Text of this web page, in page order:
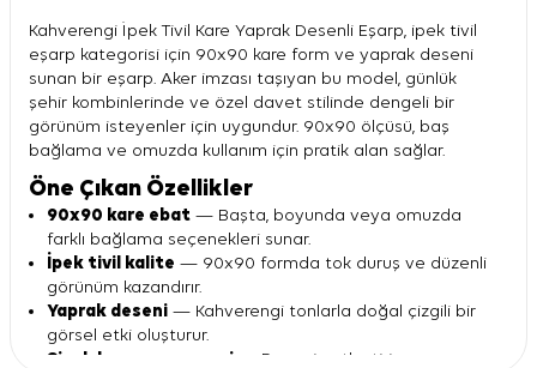
Kahverengi İpek Tivil Kare Yaprak Desenli Eşarp, ipek tivil
eşarp kategorisi için 90x90 kare form ve yaprak deseni
sunan bir eşarp. Aker imzası taşıyan bu model, günlük
şehir kombinlerinde ve özel davet stilinde dengeli bir
görünüm isteyenler için uygundur. 90x90 ölçüsü, baş
bağlama ve omuzda kullanım için pratik alan sağlar.
Öne Çıkan Özellikler
90x90 kare ebat — Başta, boyunda veya omuzda
farklı bağlama seçenekleri sunar.
İpek tivil kalite — 90x90 formda tok duruş ve düzenli
görünüm kazandırır.
Yaprak deseni — Kahverengi tonlarla doğal çizgili bir
görsel etki oluşturur.
Siyah kenar çerçevesi — Deseni netleştirir ve